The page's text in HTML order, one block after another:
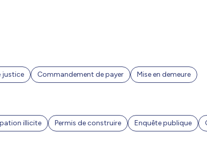
justice Commandement de payer Mise en demeure
illicite Permis de construire Enquête publique